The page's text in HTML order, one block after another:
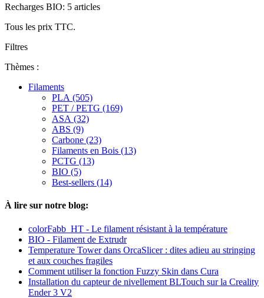
Recharges BIO: 5 articles
Tous les prix TTC.
Filtres
Thèmes :
Filaments
PLA (505)
PET / PETG (169)
ASA (32)
ABS (9)
Carbone (23)
Filaments en Bois (13)
PCTG (13)
BIO (5)
Best-sellers (14)
À lire sur notre blog:
colorFabb_HT - Le filament résistant à la température
BIO - Filament de Extrudr
Temperature Tower dans OrcaSlicer : dites adieu au stringing
et aux couches fragiles
Comment utiliser la fonction Fuzzy Skin dans Cura
Installation du capteur de nivellement BLTouch sur la Creality
Ender 3 V2